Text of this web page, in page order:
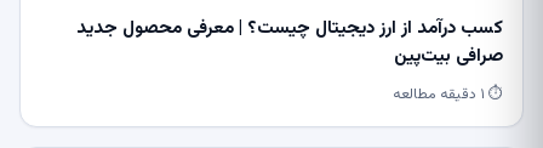
کسب درآمد از ارز دیجیتال چیست؟ | معرفی محصول جدید
صرافی بیت‌پین
⏱ ۱ دقیقه مطالعه